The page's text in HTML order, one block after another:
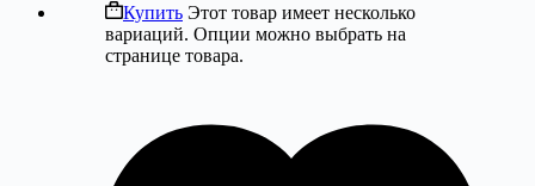
Купить Этот товар имеет несколько
вариаций. Опции можно выбрать на
странице товара.